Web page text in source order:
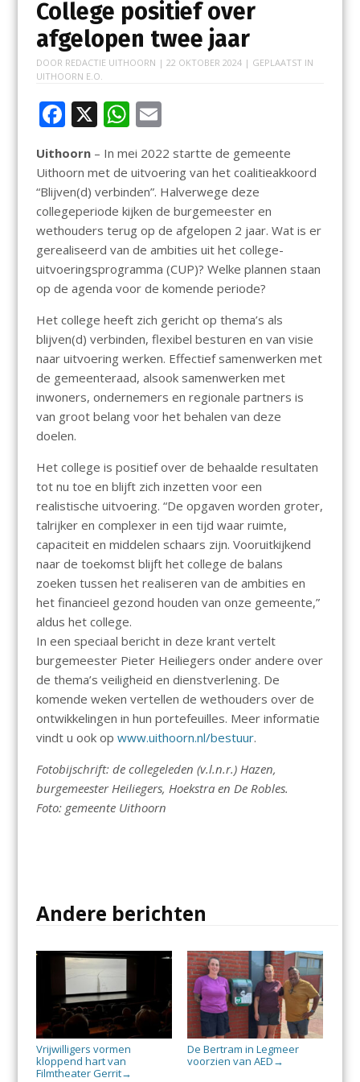
College positief over
afgelopen twee jaar
DOOR REDACTIE UITHOORN | 22 OKTOBER 2024| GEPLAATST IN
UITHOORN E.O.
F
e
b
o
o
k
X W
at
s
A
p
p
E
ai
l
Uithoorn– In mei 2022 startte de gemeente
Uithoorn met de uitvoering van het coalitieakkoord
“Blijven(d) verbinden”. Halverwege deze
collegeperiode kijken de burgemeester en
wethouders terug op de afgelopen 2 jaar. Wat is er
gerealiseerd van de ambities uit het college-
uitvoeringsprogramma (CUP)? Welke plannen staan
op de agenda voor de komende periode?
Het college heeft zich gericht op thema’s als
blijven(d) verbinden, flexibel besturen en van visie
naar uitvoering werken. Effectief samenwerken met
de gemeenteraad, alsook samenwerken met
inwoners, ondernemers en regionale partners is
van groot belang voor het behalen van deze
doelen.
Het college is positief over de behaalde resultaten
tot nu toe en blijft zich inzetten voor een
realistische uitvoering. “De opgaven worden groter,
talrijker en complexer in een tijd waar ruimte,
capaciteit en middelen schaars zijn. Vooruitkijkend
naar de toekomst blijft het college de balans
zoeken tussen het realiseren van de ambities en
het financieel gezond houden van onze gemeente,”
aldus het college.
In een speciaal bericht in deze krant vertelt
burgemeester Pieter Heiliegers onder andere over
de thema’s veiligheid en dienstverlening. De
komende weken vertellen de wethouders over de
ontwikkelingen in hun portefeuilles. Meer informatie
vindt u ook op www.uithoorn.nl/bestuur.
Fotobijschrift: de collegeleden (v.l.n.r.) Hazen,
burgemeester Heiliegers, Hoekstra en De Robles.
Foto: gemeente Uithoorn
Andere berichten
Vrijwilligers vormen
kloppend hart van
Filmtheater Gerrit→
De Bertram in Legmeer
voorzien van AED →